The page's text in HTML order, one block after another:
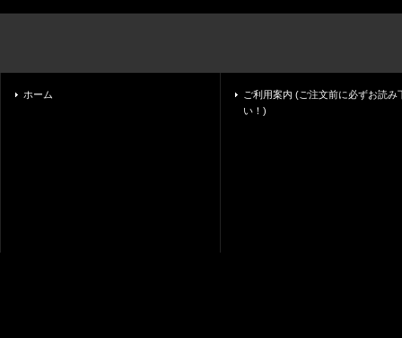
ホーム
ご利用案内 (ご注文前に必ずお読み
い！)